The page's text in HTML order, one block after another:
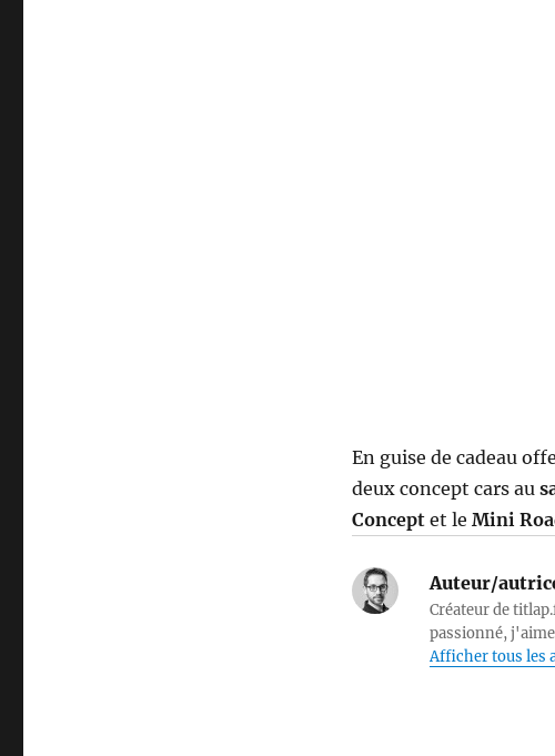
En guise de cadeau
deux concept cars au
Conceptet le Mini
Auteur/
Créateur de
passionné,
Afficher tous les